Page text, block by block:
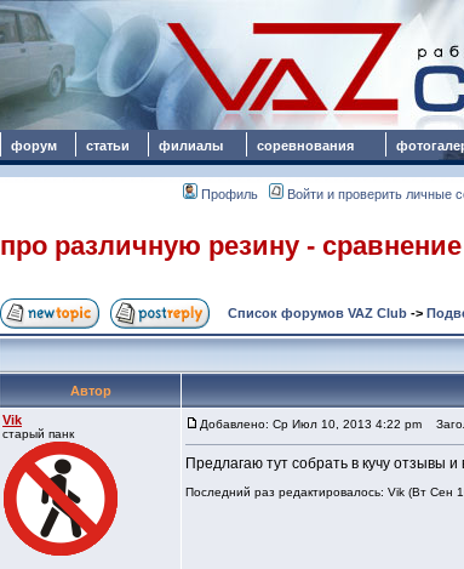
форум статьи филиалы соревнования
Профиль Войти и проверить личные
про различную резину -
Список форумов VAZ Club ->
Автор
Vik
старый панк
Добавлено: Ср Июл 10, 2013 4:22 pm
Предлагаю тут собрать в кучу отзывы
Последний раз редактировалось: Vik (Вт Сен